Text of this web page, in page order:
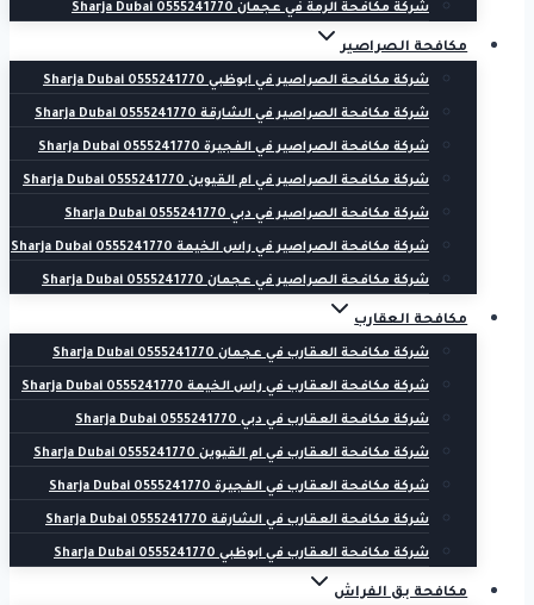
شركة مكافحة الرمة في عجمان 0555241770 Sharja Dubai
مكافحة الصراصير
شركة مكافحة الصراصير في ابوظبي 0555241770 Sharja Dubai
شركة مكافحة الصراصير في الشارقة 0555241770 Sharja Dubai
شركة مكافحة الصراصير في الفجيرة 0555241770 Sharja Dubai
شركة مكافحة الصراصير في ام القيوين 0555241770 Sharja Dubai
شركة مكافحة الصراصير في دبي 0555241770 Sharja Dubai
شركة مكافحة الصراصير في راس الخيمة 0555241770 Sharja Dubai
شركة مكافحة الصراصير في عجمان 0555241770 Sharja Dubai
مكافحة العقارب
شركة مكافحة العقارب في عجمان 0555241770 Sharja Dubai
شركة مكافحة العقارب في راس الخيمة 0555241770 Sharja Dubai
شركة مكافحة العقارب في دبي 0555241770 Sharja Dubai
شركة مكافحة العقارب في ام القيوين 0555241770 Sharja Dubai
شركة مكافحة العقارب في الفجيرة 0555241770 Sharja Dubai
شركة مكافحة العقارب في الشارقة 0555241770 Sharja Dubai
شركة مكافحة العقارب في ابوظبي 0555241770 Sharja Dubai
مكافحة بق الفراش